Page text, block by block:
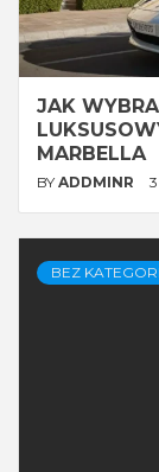
JAK
MARBELLA
BY ADDMINR
BEZ